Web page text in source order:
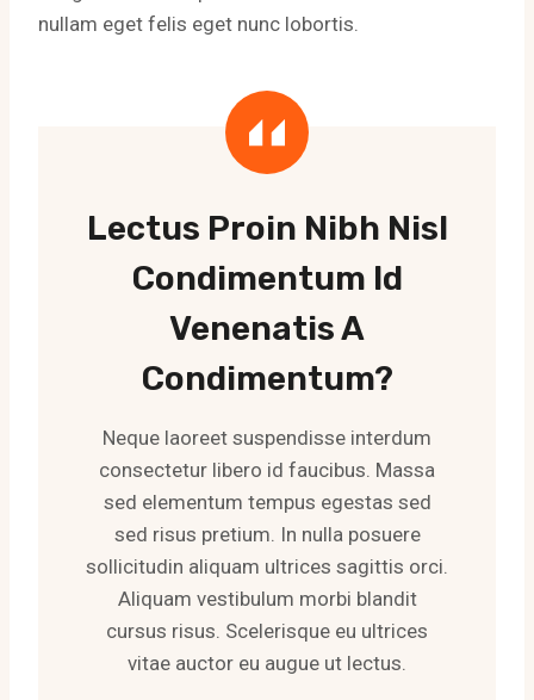
nullam eget felis eget nunc lobortis.
Lectus Proin Nibh Nisl
Condimentum Id
Venenatis A
Condimentum?
Neque laoreet suspendisse interdum
consectetur libero id faucibus. Massa
sed elementum tempus egestas sed
sed risus pretium. In nulla posuere
sollicitudin aliquam ultrices sagittis orci.
Aliquam vestibulum morbi blandit
cursus risus. Scelerisque eu ultrices
vitae auctor eu augue ut lectus.